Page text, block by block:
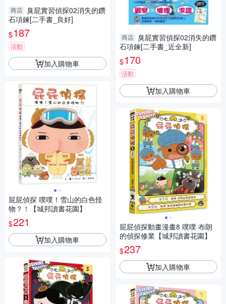
商店 臭屁實習偵探02消失的鑽
石項鍊[二手書_良好]
$187
活動
加入購物車
屁屁偵探 噗噗！雪山的白色怪
物？！【城邦讀書花園】
$221
加入購物車
商店 臭屁實習偵探02消失的鑽
石項鍊[二手書_近全新]
$170
活動
加入購物車
屁屁偵探動畫漫畫8 噗噗 布朗
的偵探修業【城邦讀書花園】
$237
加入購物車